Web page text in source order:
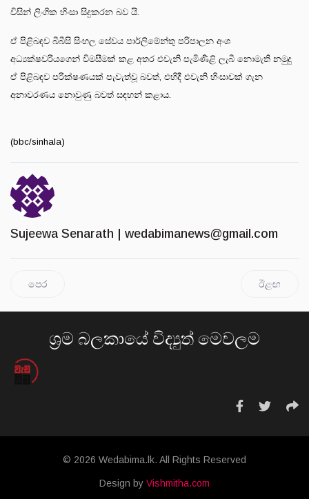
විසින් ලිංගික හිංසා සිදුකරන බව යි.
ඒ පිළිබඳව බීබීසි සිංහල සේවය පාර්ලිමේන්තු පරිපාලන අංශ
අධ්‍යක්ෂවරියගෙන් විමසීමක් කළ අතර එවැනි පැමිණිළි ලැබී නොමැති නමුදු
ඒ පිළිබඳව පරික්ෂණයක් පැවැත්වූ බවත්, එහිදී එවැනි හිංසාවක් ගැන
අනාවරණය නොවුණු බවත් සඳහන් කළාය.
(bbc/sinhala)
Sujeewa Senarath | wedabimanews@gmail.com
පෙර ඊළඟ
ශ්‍රම බලකායේ විද්‍යුත් මෙවලම
© 2026 Wedabima.lk. All Rights Reserved
Design by Vishmitha.com